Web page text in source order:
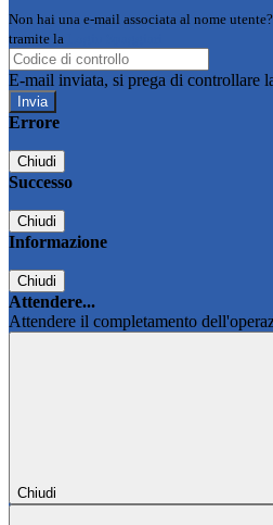
Non hai una e-mail associata al nome
tramite la
E-mail inviata, si prega di controllare
Errore
Chiudi
Successo
Chiudi
Informazione
Chiudi
Attendere...
Attendere il completamento
Chiudi